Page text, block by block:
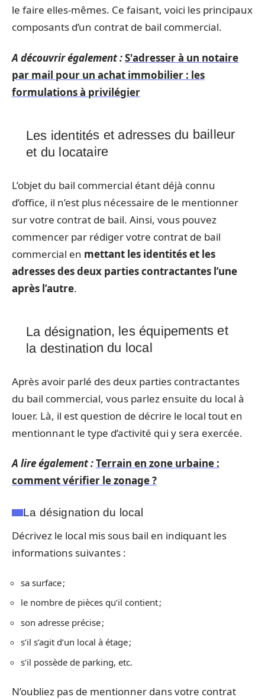
le faire elles-mêmes. Ce faisant, voici les principaux
composants d’un contrat de bail commercial.
A découvrir également :S'adresser à un notaire
par mail pour un achat immobilier : les
formulations à privilégier
Les identités et adresses du bailleur
et du locataire
L’objet du bail commercial étant déjà connu
d’office, il n’est plus nécessaire de le mentionner
sur votre contrat de bail. Ainsi, vous pouvez
commencer par rédiger votre contrat de bail
commercial en mettant les identités et les
adresses des deux parties contractantes l’une
après l’autre.
La désignation, les équipements et
la destination du local
Après avoir parlé des deux parties contractantes
du bail commercial, vous parlez ensuite du local à
louer. Là, il est question de décrire le local tout en
mentionnant le type d’activité qui y sera exercée.
A lire également :Terrain en zone urbaine :
comment vérifier le zonage ?
La désignation du local
Décrivez le local mis sous bail en indiquant les
informations suivantes :
sa surface ;
le nombre de pièces qu’il contient ;
son adresse précise ;
s’il s’agit d’un local à étage ;
s’il possède de parking, etc.
N’oubliez pas de mentionner dans votre contrat